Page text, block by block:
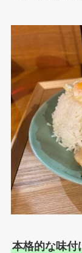
本格的な味付